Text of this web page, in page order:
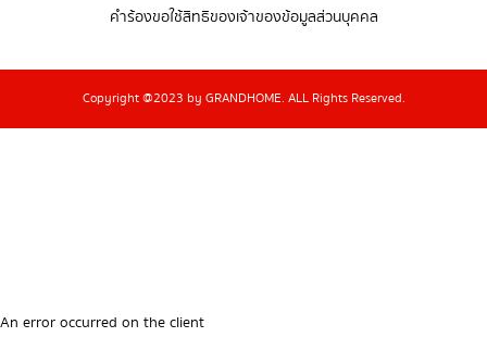
คำร้องขอใช้สิทธิของเจ้าของข้อมูลส่วนบุคคล
Copyright @2023 by GRANDHOME. ALL Rights Reserved.
An error occurred on the client